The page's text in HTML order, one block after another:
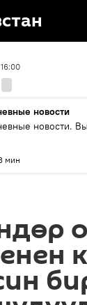
16:00
новости
новости.
мин